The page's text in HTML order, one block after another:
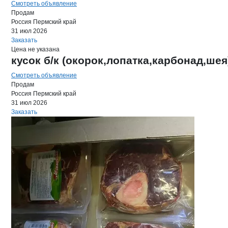
Смотреть объявление
Продам
Россия Пермский край
31 июл 2026
Заказать
Цена не указана
кусок б/к
Смотреть объявление
Продам
Россия Пермский край
31 июл 2026
Заказать